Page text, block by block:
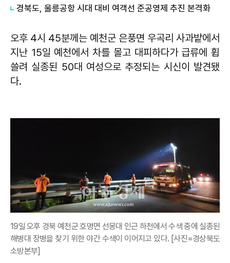
경북도, 울릉공항 시대 대비 여객선 준공영제 추진 본격화
오후 4시 45분께는 예천군 은풍면 우곡리 사과밭에서
지난 15일 예천에서 차를 몰고 대피하다가 급류에 휩
쓸려 실종된 50대 여성으로 추정되는 시신이 발견됐
다.
19일 오후 경북 예천군 호명면 선몽대 인근 하천에서 수색 중에 실종된
해병대 장병을 찾기 위한 야간 수색이 이어지고 있다. [사진=경상북도
소방본부]